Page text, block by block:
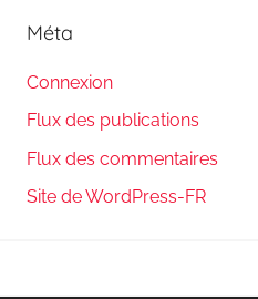
Méta
Connexion
Flux des publications
Flux des commentaires
Site de WordPress-FR